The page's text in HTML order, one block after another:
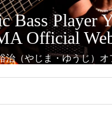
Bass Player
Official
治（やじま・ゆうじ）オ